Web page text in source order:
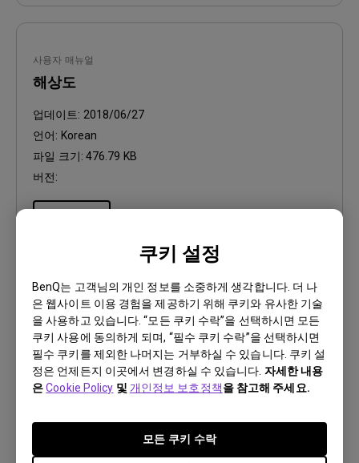
쿠키 설정
BenQ는 고객님의 개인 정보를 소중하게 생각합니다. 더 나
은 웹사이트 이용 경험을 제공하기 위해 쿠키와 유사한 기술
을 사용하고 있습니다. “모든 쿠키 수락”을 선택하시면 모든
쿠키 사용에 동의하게 되며, “필수 쿠키 수락”을 선택하시면
필수 쿠키를 제외한 나머지는 거부하실 수 있습니다. 쿠키 설
정은 언제든지 이곳에서 변경하실 수 있습니다. 자세한 내용
은Cookie Policy 및 개인정보 보호정책을 참고해 주세요.
모든 쿠키 수락
사용자 매뉴얼
해상도
업데이트: 2018/06/27
언어: Korean
파일 크기: 476.79 KB
버전:
사용자 매뉴얼
Safety Warning and Notice
업데이트:2021/01/06
언어:Korean